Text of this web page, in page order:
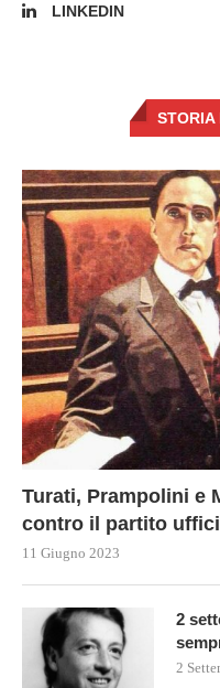
LINKEDIN
STORIA
Turati, Prampolini e
contro il partito
11 Giugno 2023
2
2